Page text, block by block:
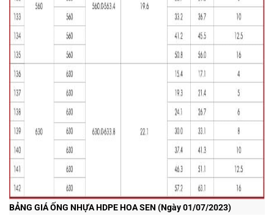
BẢNG GIÁ ỐNG NHỰA HDPE HOA SEN (Ngày 01/07/2023)